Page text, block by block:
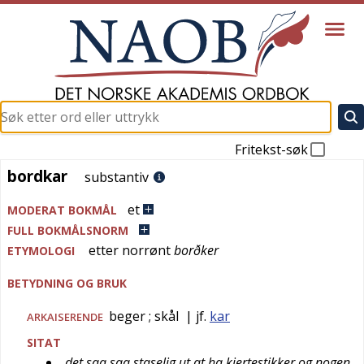
Fritekst-søk
bordkar
bordkar substantiv
MODERAT BOKMÅL et
FULL BOKMÅLSNORM
ETYMOLOGI
etter norrøntborðker
BETYDNING OG BRUK
ARKAISERENDE beger; skål | jf. kar
SITAT